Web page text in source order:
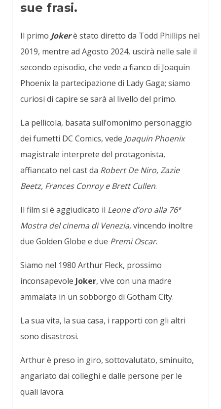
sue frasi.
Il primo Jokerè stato diretto da Todd Phillips nel
2019, mentre ad Agosto 2024, uscirà nelle sale il
secondo episodio, che vede a fianco di Joaquin
Phoenix la partecipazione di Lady Gaga; siamo
curiosi di capire se sarà al livello del primo.
La pellicola, basata sull’omonimo personaggio
dei fumetti DC Comics, vede Joaquin Phoenix
magistrale interprete del protagonista,
affiancato nel cast da Robert De Niro, Zazie
Beetz, Frances Conroy e Brett Cullen.
Il film si è aggiudicato il Leone d’oro alla 76ª
Mostra del cinema di Venezia, vincendo inoltre
due Golden Globe e due Premi Oscar.
Siamo nel 1980 Arthur Fleck, prossimo
inconsapevole Joker, vive con una madre
ammalata in un sobborgo di Gotham City.
La sua vita, la sua casa, i rapporti con gli altri
sono disastrosi.
Arthur è preso in giro, sottovalutato, sminuito,
angariato dai colleghi e dalle persone per le
quali lavora.